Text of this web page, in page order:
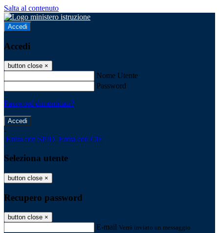
Salta al contenuto
Accedi
Accedi
button close ×
Nome Utente
Password
Password dimenticata?
-
Entra con SPID Entra con CIE
Seleziona utente
button close ×
Recupero password
button close ×
E-mail Verrà inviato un messaggio